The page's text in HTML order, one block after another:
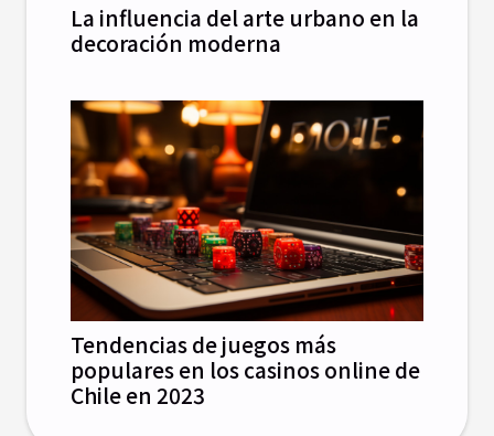
La influencia del arte urbano en la
decoración moderna
Tendencias de juegos más
populares en los casinos online de
Chile en 2023